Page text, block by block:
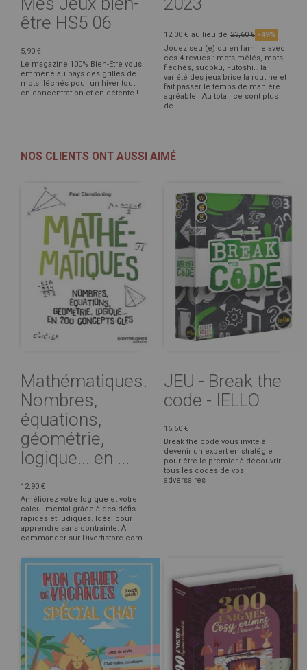
être HS5 06
5,90 €
Le magazine 100% Bien-Etre vous
emmène au pays des grilles de
mots fléchés pour un hiver tout
en concentration et en détente !
12,00 € au lieu de 23,60 € -49%
Jouez seul(e) ou en famille avec
ces 4 revues : mots mêlés, mots
fléchés, sudoku, Futoshi… la
variété des jeux brise la routine et
fait passer le temps de manière
agréable ! Au total, ce sont plus
de ...
NOS CLIENTS ONT AUSSI AIMÉ
Mathématiques.
Nombres,
équations,
géométrie,
logique... en ...
12,90 €
Améliorez votre logique et votre
calcul mental grâce à des défis
rapides et ludiques. Idéal pour
apprendre sans contrainte. À
commander sur Divertistore.com
JEU - Break the
code - IELLO
16,50 €
Break the code vous invite à
devenir un expert en stratégie
pour être le premier à découvrir
tous les codes de vos
adversaires